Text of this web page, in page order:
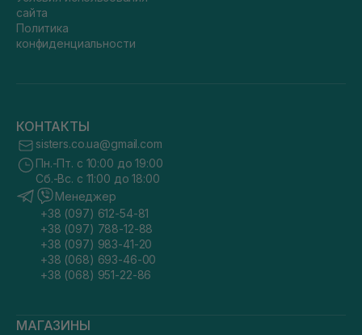
сайта
Политика
конфиденциальности
КОНТАКТЫ
sisters.co.ua@gmail.com
Пн.-Пт. с 10:00 до 19:00
Сб.-Вс. с 11:00 до 18:00
Менеджер
+38 (097) 612-54-81
+38 (097) 788-12-88
+38 (097) 983-41-20
+38 (068) 693-46-00
+38 (068) 951-22-86
МАГАЗИНЫ